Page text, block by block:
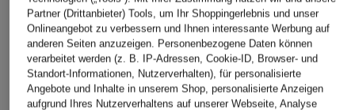
ÄHNLICHE ARTIKEL ENTDECKEN
Partner (Drittanbieter) Tools, um Ihr Shoppingerlebnis und unser
Onlineangebot zu verbessern und Ihnen interessante Werbung auf
anderen Seiten anzuzeigen. Personenbezogene Daten können
verarbeitet werden (z. B. IP-Adressen, Cookie-ID, Browser- und
Standort-Informationen, Nutzerverhalten), für personalisierte
Angebote und Inhalte in unserem Shop, personalisierte Anzeigen
aufgrund Ihres Nutzerverhaltens auf unserer Webseite, Analyse